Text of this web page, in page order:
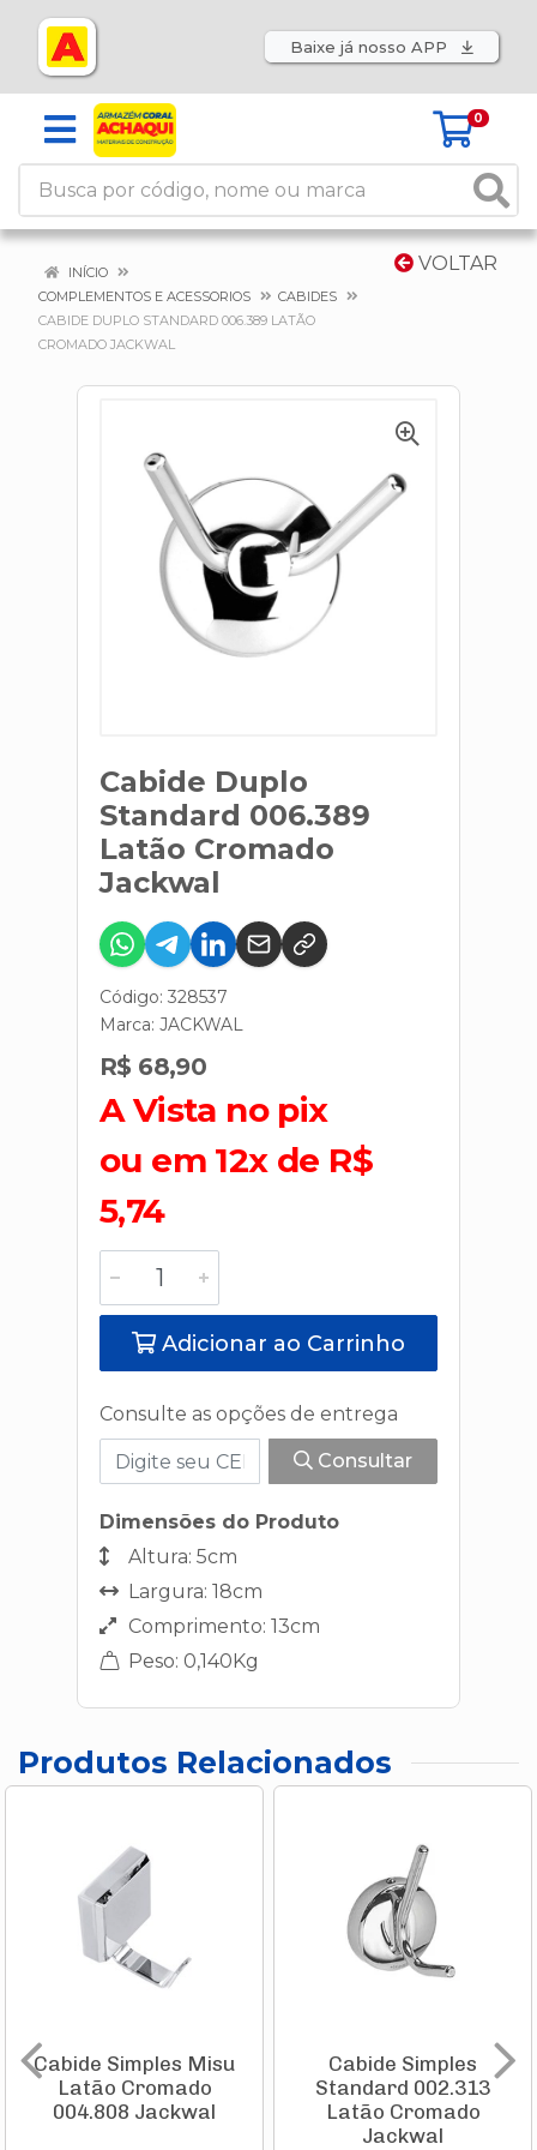
Baixe já nosso APP
0
VOLTAR
INÍCIO
COMPLEMENTOS E ACESSORIOS
CABIDES
CABIDE DUPLO STANDARD 006.389 LATÃO
CROMADO JACKWAL
Cabide Duplo
Standard 006.389
Latão Cromado
Jackwal
Código: 328537
Marca: JACKWAL
R$ 68,90
A Vista no pix
ou em 12x de R$
5,74
Adicionar ao Carrinho
Consulte as opções de entrega
Consultar
Dimensões do Produto
Altura: 5cm
Largura: 18cm
Comprimento: 13cm
Peso: 0,140Kg
Produtos Relacionados
Cabide Simples Misu
Latão Cromado
004.808 Jackwal
Cabide Simples
Standard 002.313
Latão Cromado
Jackwal